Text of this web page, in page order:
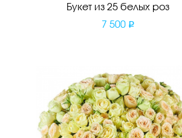
Букет из 25 белых роз
7 500